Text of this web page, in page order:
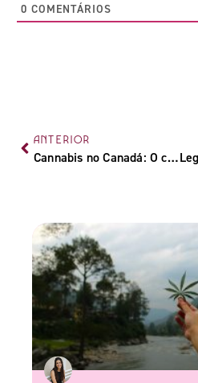
0 COMENTÁRIOS
ANTERIOR
Cannabis no Canadá: O crescimento da maconha no mercado canadense